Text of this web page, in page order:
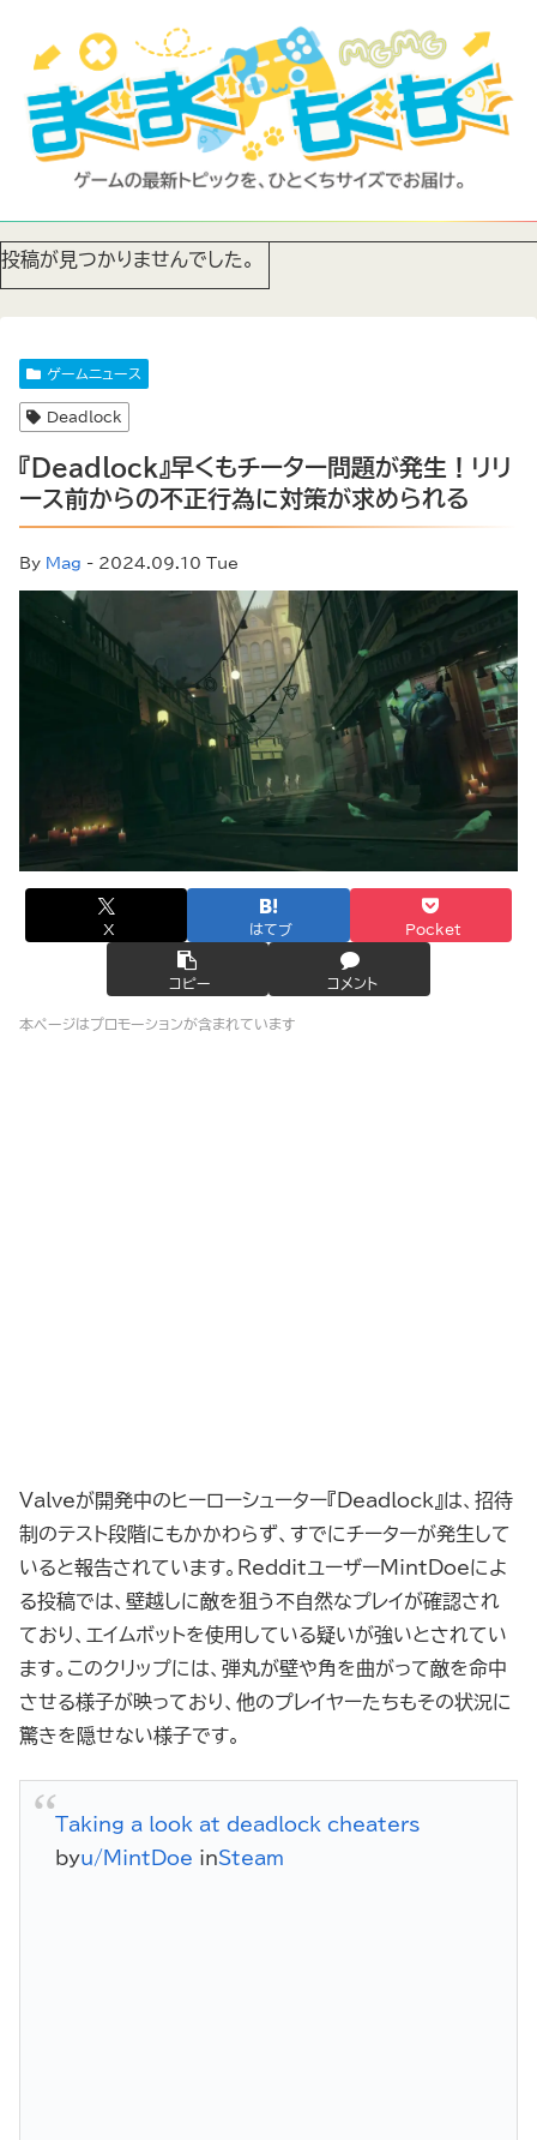
投稿が見つかりませんでした。
ゲームニュース
Deadlock
『Deadlock』早くもチーター問題が発生！リリ
ース前からの不正行為に対策が求められる
By Mag - 2024.09.10 Tue
X はてブ Pocket
コピー コメント
本ページはプロモーションが含まれています
Valveが開発中のヒーローシューター『Deadlock』は、招待
制のテスト段階にもかかわらず、すでにチーターが発生して
いると報告されています。RedditユーザーMintDoeによ
る投稿では、壁越しに敵を狙う不自然なプレイが確認され
ており、エイムボットを使用している疑いが強いとされてい
ます。このクリップには、弾丸が壁や角を曲がって敵を命中
させる様子が映っており、他のプレイヤーたちもその状況に
驚きを隠せない様子です。
Taking a look at deadlock cheaters
byu/MintDoe inSteam